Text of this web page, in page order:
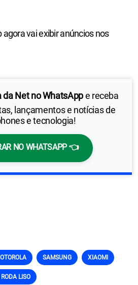
da Net no WhatsAppe receba
lançamentos e notícias de
e tecnologia!
NO WHATSAPP 👈
vai exibir anúncios nos
SAMSUNG XIAOMI
LISO